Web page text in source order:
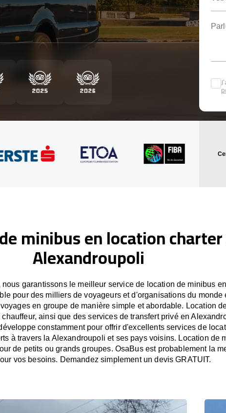
minibus en location
Alexandroupoli
nous garantissons le meilleur service de location de minibus en
pour des milliers de voyageurs et d'organisations du monde
en groupe de manière simple et abordable. Location
ainsi que des services de transfert privé en
constamment pour offrir d'excellents services de
à travers la Alexandroupoli et ses pays voisins. Location de
de petits ou grands groupes. OsaBus est probablement la
vos besoins. Demandez simplement un devis GRATUIT.